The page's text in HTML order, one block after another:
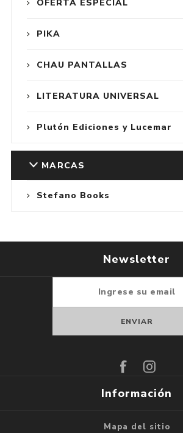
OFERTA ESPECIAL
PIKA
CHAU PANTALLAS
LITERATURA UNIVERSAL
Plutón Ediciones y Lucemar
MARCAS
Stefano Books
Newsletter
Información
Mapa del sitio